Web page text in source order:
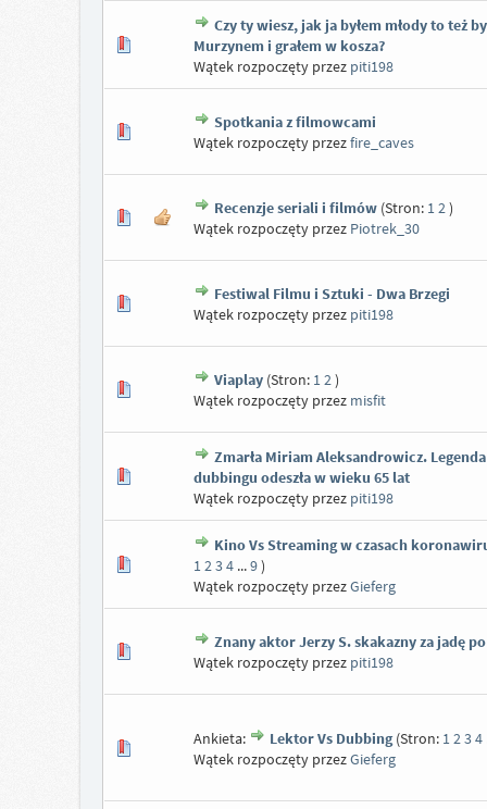
Czy ty wiesz, jak ja byłem młody to też
Murzynem i grałem w kosza?
Wątek rozpoczęty przez piti198
Spotkania z filmowcami
Wątek rozpoczęty przezfire_caves
Recenzje seriali i filmów (Stron: 12)
Wątek rozpoczęty przez Piotrek_30
Festiwal Filmu i Sztuki - Dwa Brzegi
Wątek rozpoczęty przez piti198
Viaplay (Stron: 12)
Wątek rozpoczęty przez misfit
Zmarła Miriam Aleksandrowicz.
dubbingu odeszła w wieku 65 lat
Wątek rozpoczęty przez piti198
Kino Vs Streaming w czasach
1234 ...9)
Wątek rozpoczęty przezGieferg
Znany aktor Jerzy S. skakazny za jadę
Wątek rozpoczęty przez piti198
Ankieta: Lektor Vs Dubbing (Stron: 1234
Wątek rozpoczęty przezGieferg